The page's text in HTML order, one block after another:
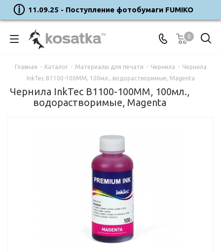
11.09.25 - Поступление фотобумаги FUMIKO
0
Главная - Каталог - Материалы для печати - Чернила - Чернила
InkTec B1100-100MM, 100мл., водорастворимые, Magenta
Чернила InkTec B1100-100MM, 100мл.,
водорастворимые, Magenta